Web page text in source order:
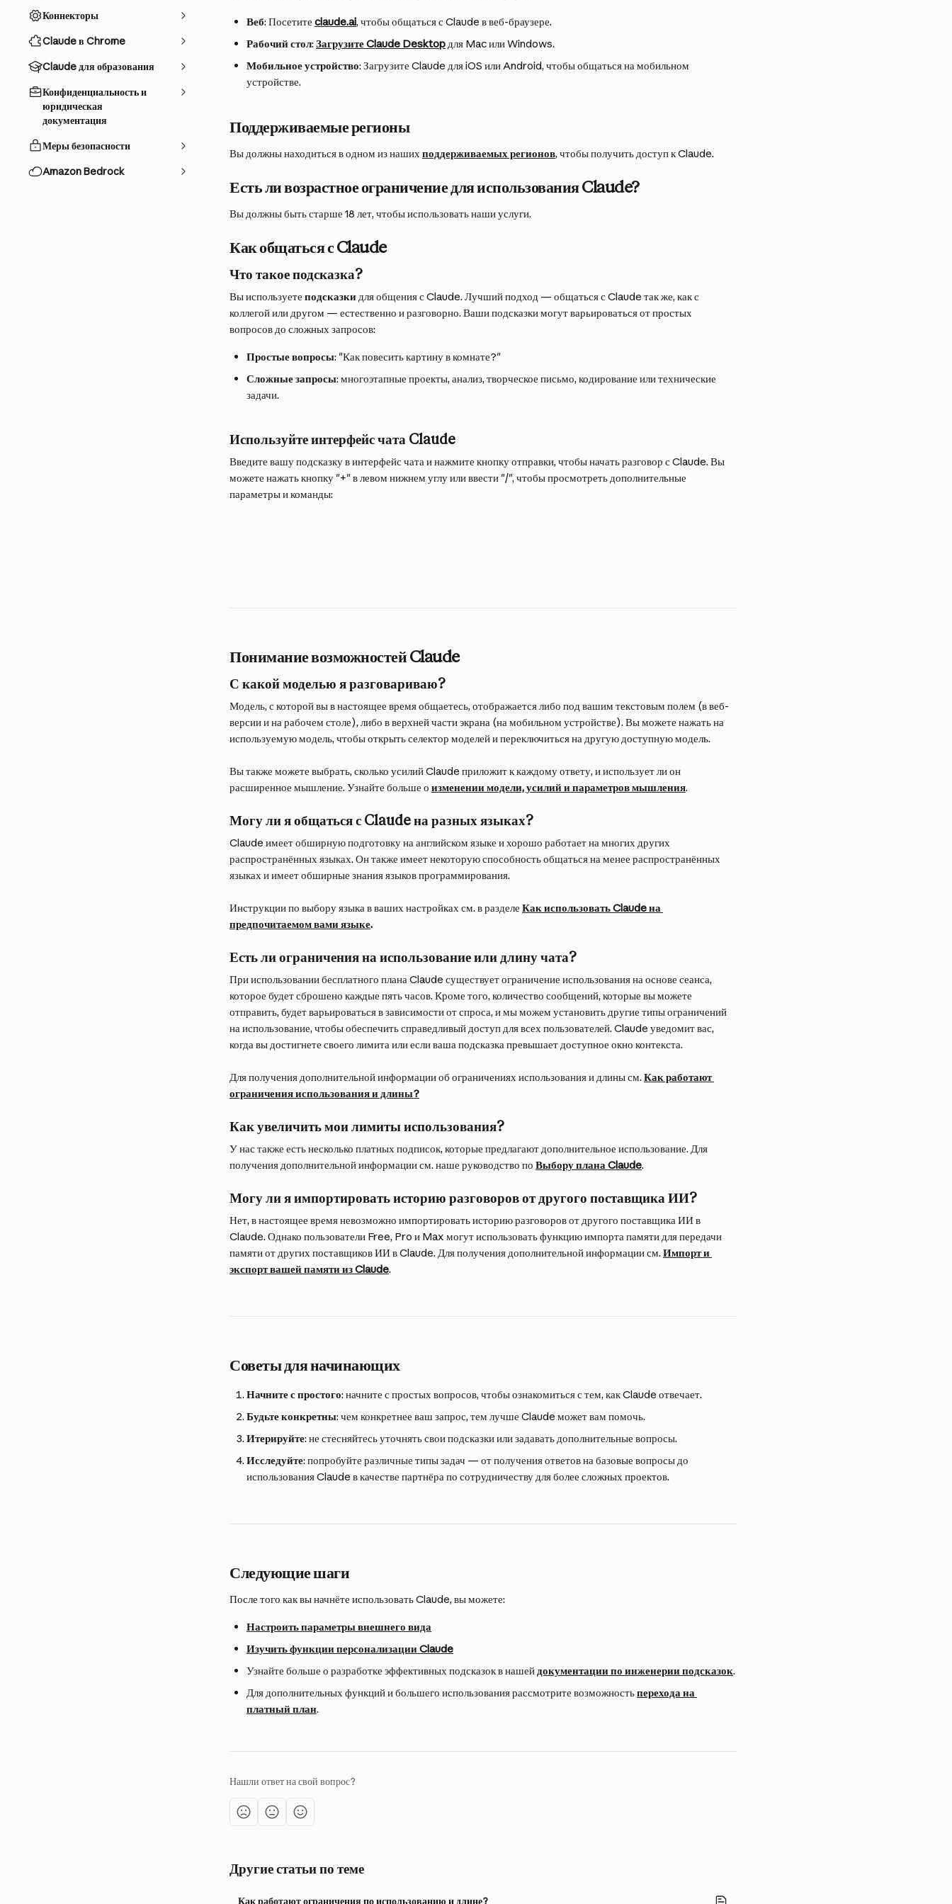
Коннекторы
Claude в Chrome
Claude для образования
Конфиденциальность и
юридическая
документация
Меры безопасности
Amazon Bedrock
Веб: Посетите claude.ai, чтобы общаться с Claude в веб-браузере.
Рабочий стол: Загрузите Claude Desktop для Mac или Windows.
Мобильное устройство: Загрузите Claude для iOS или Android, чтобы общаться на мобильном
устройстве.
Поддерживаемые регионы
Вы должны находиться в одном из наших поддерживаемых регионов, чтобы получить доступ к Claude.
Есть ли возрастное ограничение для использования Claude?
Вы должны быть старше 18 лет, чтобы использовать наши услуги.
Как общаться с Claude
Что такое подсказка?
Вы используете подсказки для общения с Claude. Лучший подход — общаться с Claude так же, как с
коллегой или другом — естественно и разговорно. Ваши подсказки могут варьироваться от простых
вопросов до сложных запросов:
Простые вопросы: "Как повесить картину в комнате?"
Сложные запросы: многоэтапные проекты, анализ, творческое письмо, кодирование или технические
задачи.
Используйте интерфейс чата Claude
Введите вашу подсказку в интерфейс чата и нажмите кнопку отправки, чтобы начать разговор с Claude. Вы
можете нажать кнопку "+" в левом нижнем углу или ввести "/", чтобы просмотреть дополнительные
параметры и команды:
Понимание возможностей Claude
С какой моделью я разговариваю?
Модель, с которой вы в настоящее время общаетесь, отображается либо под вашим текстовым полем (в веб-
версии и на рабочем столе), либо в верхней части экрана (на мобильном устройстве). Вы можете нажать на
используемую модель, чтобы открыть селектор моделей и переключиться на другую доступную модель.
Вы также можете выбрать, сколько усилий Claude приложит к каждому ответу, и использует ли он
расширенное мышление. Узнайте больше о изменении модели, усилий и параметров мышления.
Могу ли я общаться с Claude на разных языках?
Claude имеет обширную подготовку на английском языке и хорошо работает на многих других
распространённых языках. Он также имеет некоторую способность общаться на менее распространённых
языках и имеет обширные знания языков программирования.
Инструкции по выбору языка в ваших настройках см. в разделе Как использовать Claude на
предпочитаемом вами языке.
Есть ли ограничения на использование или длину чата?
При использовании бесплатного плана Claude существует ограничение использования на основе сеанса,
которое будет сброшено каждые пять часов. Кроме того, количество сообщений, которые вы можете
отправить, будет варьироваться в зависимости от спроса, и мы можем установить другие типы ограничений
на использование, чтобы обеспечить справедливый доступ для всех пользователей. Claude уведомит вас,
когда вы достигнете своего лимита или если ваша подсказка превышает доступное окно контекста.
Для получения дополнительной информации об ограничениях использования и длины см. Как работают
ограничения использования и длины?
Как увеличить мои лимиты использования?
У нас также есть несколько платных подписок, которые предлагают дополнительное использование. Для
получения дополнительной информации см. наше руководство по Выбору плана Claude.
Могу ли я импортировать историю разговоров от другого поставщика ИИ?
Нет, в настоящее время невозможно импортировать историю разговоров от другого поставщика ИИ в
Claude. Однако пользователи Free, Pro и Max могут использовать функцию импорта памяти для передачи
памяти от других поставщиков ИИ в Claude. Для получения дополнительной информации см. Импорт и
экспорт вашей памяти из Claude.
Советы для начинающих
Начните с простого: начните с простых вопросов, чтобы ознакомиться с тем, как Claude отвечает.
Будьте конкретны: чем конкретнее ваш запрос, тем лучше Claude может вам помочь.
Итерируйте: не стесняйтесь уточнять свои подсказки или задавать дополнительные вопросы.
Исследуйте: попробуйте различные типы задач — от получения ответов на базовые вопросы до
использования Claude в качестве партнёра по сотрудничеству для более сложных проектов.
Следующие шаги
После того как вы начнёте использовать Claude, вы можете:
Настроить параметры внешнего вида
Изучить функции персонализации Claude
Узнайте больше о разработке эффективных подсказок в нашей документации по инженерии подсказок.
Для дополнительных функций и большего использования рассмотрите возможность перехода на
платный план.
Нашли ответ на свой вопрос?
Другие статьи по теме
Как работают ограничения по использованию и длине?